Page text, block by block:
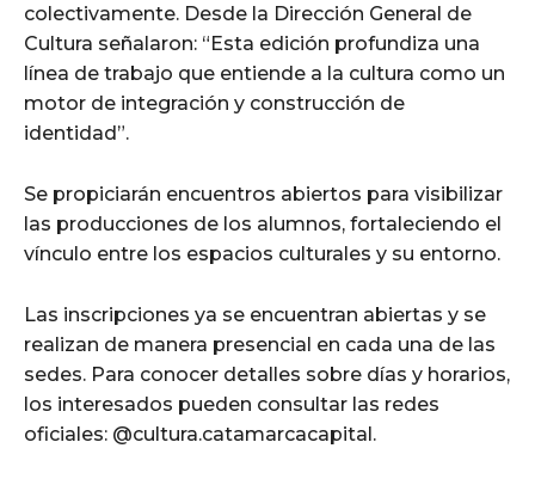
colectivamente. Desde la Dirección General de
Cultura señalaron: “Esta edición profundiza una
línea de trabajo que entiende a la cultura como un
motor de integración y construcción de
identidad”.
Se propiciarán encuentros abiertos para visibilizar
las producciones de los alumnos, fortaleciendo el
vínculo entre los espacios culturales y su entorno.
Las inscripciones ya se encuentran abiertas y se
realizan de manera presencial en cada una de las
sedes. Para conocer detalles sobre días y horarios,
los interesados pueden consultar las redes
oficiales: @cultura.catamarcacapital.